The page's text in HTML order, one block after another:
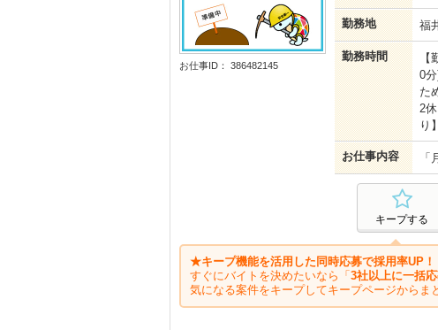
お仕事ID： 386482145
勤務地 福
勤務時間
0
た
2
り
お仕事内容
キープする
★キープ機能を活用した同時応募で採用率UP！
すぐにバイトを決めたいなら「 3社以上に一括
気になる案件をキープしてキープページからま